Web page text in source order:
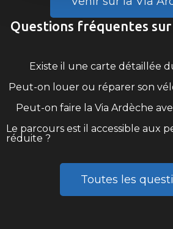
Questions fréquentes sur
Existe il une carte détaillée
Peut-on louer ou réparer son
Peut-on faire la Via Ardèche
Le parcours est il accessible aux
réduite ?
Toutes les